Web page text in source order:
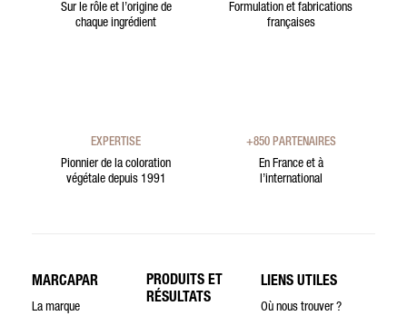
Sur le rôle et l’origine de
chaque ingrédient
Formulation et fabrications
françaises
EXPERTISE
Pionnier de la coloration
végétale depuis 1991
+850 PARTENAIRES
En France et à
l’international
MARCAPAR
La marque
PRODUITS ET
RÉSULTATS
LIENS UTILES
Où nous trouver ?